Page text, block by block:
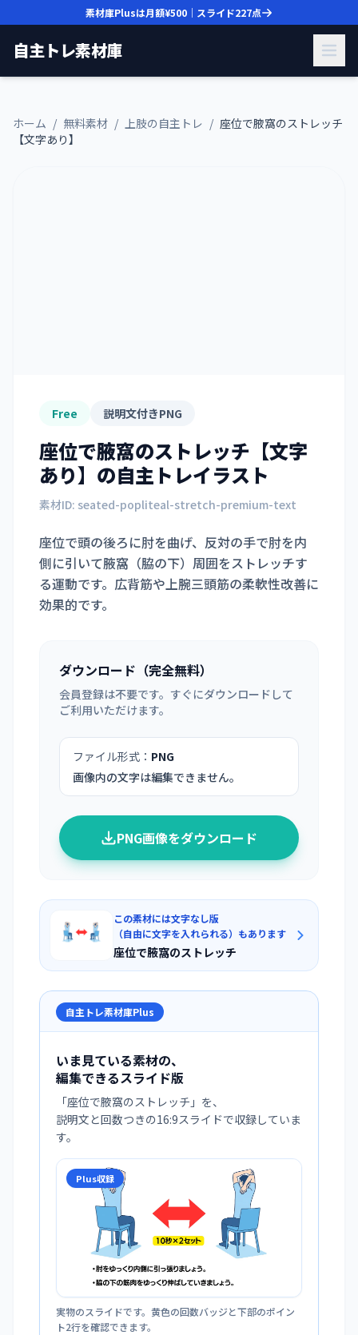
素材庫Plusは月額¥500 ｜スライド227点
自主トレ素材庫
ホーム / 無料素材 / 上肢の自主トレ / 座位で腋窩のストレッチ
【文字あり】
Free 説明文付きPNG
座位で腋窩のストレッチ【文字
あり】 の自主トレイラスト
素材ID: seated-popliteal-stretch-premium-text
座位で頭の後ろに肘を曲げ、反対の手で肘を内
側に引いて腋窩（脇の下）周囲をストレッチす
る運動です。広背筋や上腕三頭筋の柔軟性改善に
効果的です。
ダウンロード（完全無料）
会員登録は不要です。すぐにダウンロードして
ご利用いただけます。
ファイル形式： PNG
画像内の文字は編集できません。
PNG画像をダウンロード
この素材には文字なし版
（自由に文字を入れられる）もあります
座位で腋窩のストレッチ
自主トレ素材庫Plus
いま見ている素材の、
編集できるスライド版
「座位で腋窩のストレッチ 」を、
説明文と回数つきの16:9スライドで収録していま
す。
Plus収録
実物のスライドです。黄色の回数バッジと下部のポイン
ト2行を確認できます。